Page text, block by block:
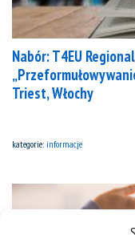
Nabór: T4EU
Triest, Włochy
kategorie: informacje